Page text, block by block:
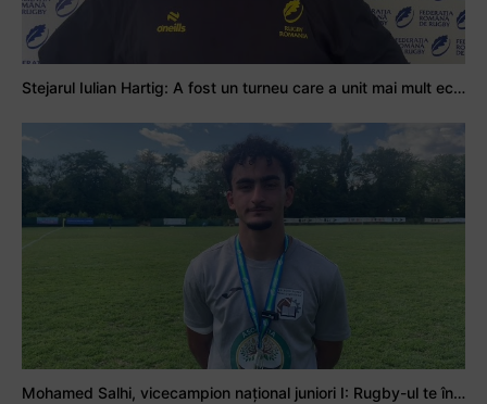
Stejarul Iulian Hartig: A fost un turneu care a unit mai mult echipa
Mohamed Salhi, vicecampion național juniori I: Rugby-ul te învață să accepți și înfrângerile